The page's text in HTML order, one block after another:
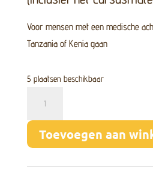
Voor mensen met een medische
Tanzania of Kenia gaan
5 plaatsen beschikbaar
Swahili
-
Toevoegen aan